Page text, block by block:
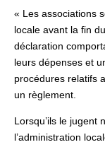
« Les associations
locale avant la fin
déclaration
leurs dépenses et
procédures relatifs
un règlement.
Lorsqu’ils le jugent
l’administration